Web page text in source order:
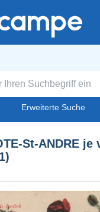
Erweiterte Suche
St-ANDRE je